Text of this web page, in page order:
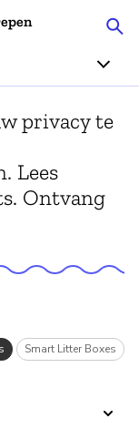
privacy te
Lees
Ontvang
Smart Litter Boxes